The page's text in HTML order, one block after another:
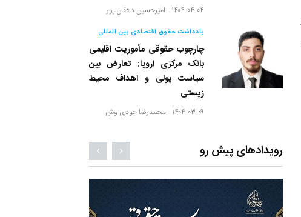
۱۴۰۴-۰۴-۰۴ - امیرحسین دهقان پور
یادداشت حقوق اقتصادی بین المللی
چارچوب حقوقی مأموریت اقلیمی
بانک مرکزی اروپا: تعارض بین
سیاست پولی و اهداف محیط
زیستی
۱۴۰۴-۰۳-۰۹ - محمدرضا جودی وش
رویدادهای پیش رو